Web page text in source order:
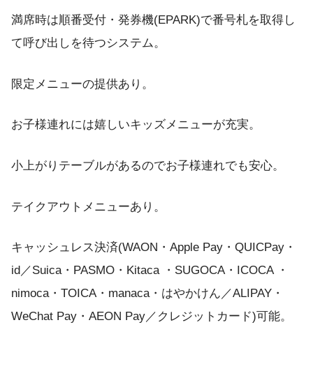
満席時は順番受付・発券機(EPARK)で番号札を取得し
て呼び出しを待つシステム。
限定メニューの提供あり。
お子様連れには嬉しいキッズメニューが充実。
小上がりテーブルがあるのでお子様連れでも安心。
テイクアウトメニューあり。
キャッシュレス決済(WAON・Apple Pay・QUICPay・
id／Suica・PASMO・Kitaca ・SUGOCA・ICOCA ・
nimoca・TOICA・manaca・はやかけん／ALIPAY・
WeChat Pay・AEON Pay／クレジットカード)可能。